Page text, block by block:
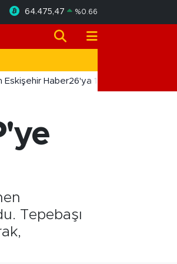
64.475,47 %0.66
Haber26'ya 10. Yıl Tebriği
Tepebaşı